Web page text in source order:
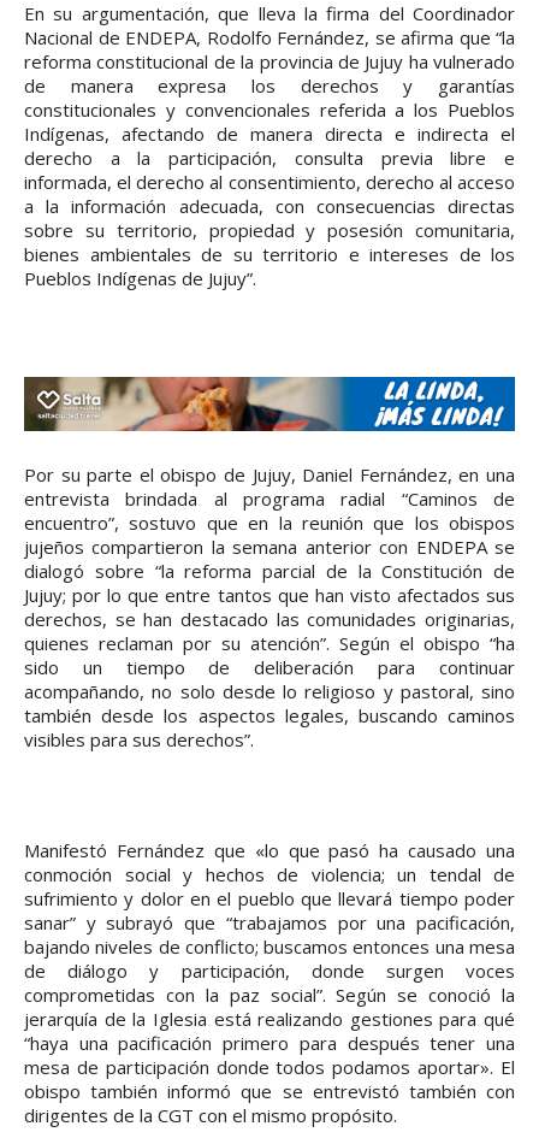
En su argumentación, que lleva la firma del Coordinador
Nacional de ENDEPA, Rodolfo Fernández, se afirma que “la
reforma constitucional de la provincia de Jujuy ha vulnerado
de manera expresa los derechos y garantías
constitucionales y convencionales referida a los Pueblos
Indígenas, afectando de manera directa e indirecta el
derecho a la participación, consulta previa libre e
informada, el derecho al consentimiento, derecho al acceso
a la información adecuada, con consecuencias directas
sobre su territorio, propiedad y posesión comunitaria,
bienes ambientales de su territorio e intereses de los
Pueblos Indígenas de Jujuy”.
Por su parte el obispo de Jujuy, Daniel Fernández, en una
entrevista brindada al programa radial “Caminos de
encuentro”, sostuvo que en la reunión que los obispos
jujeños compartieron la semana anterior con ENDEPA se
dialogó sobre “la reforma parcial de la Constitución de
Jujuy; por lo que entre tantos que han visto afectados sus
derechos, se han destacado las comunidades originarias,
quienes reclaman por su atención”. Según el obispo “ha
sido un tiempo de deliberación para continuar
acompañando, no solo desde lo religioso y pastoral, sino
también desde los aspectos legales, buscando caminos
visibles para sus derechos”.
Manifestó Fernández que «lo que pasó ha causado una
conmoción social y hechos de violencia; un tendal de
sufrimiento y dolor en el pueblo que llevará tiempo poder
sanar” y subrayó que “trabajamos por una pacificación,
bajando niveles de conflicto; buscamos entonces una mesa
de diálogo y participación, donde surgen voces
comprometidas con la paz social”. Según se conoció la
jerarquía de la Iglesia está realizando gestiones para qué
“haya una pacificación primero para después tener una
mesa de participación donde todos podamos aportar». El
obispo también informó que se entrevistó también con
dirigentes de la CGT con el mismo propósito.